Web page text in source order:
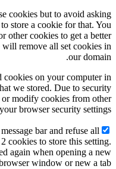
cookies but to avoid asking
store a cookie for that. You
other cookies to get a better
remove all set cookies in
our domain.
on your computer in
we stored. Due to security
or modify cookies from other
browser security settings.
bar and refuse all
cookies to store this setting.
again when opening a new
window or new a tab.